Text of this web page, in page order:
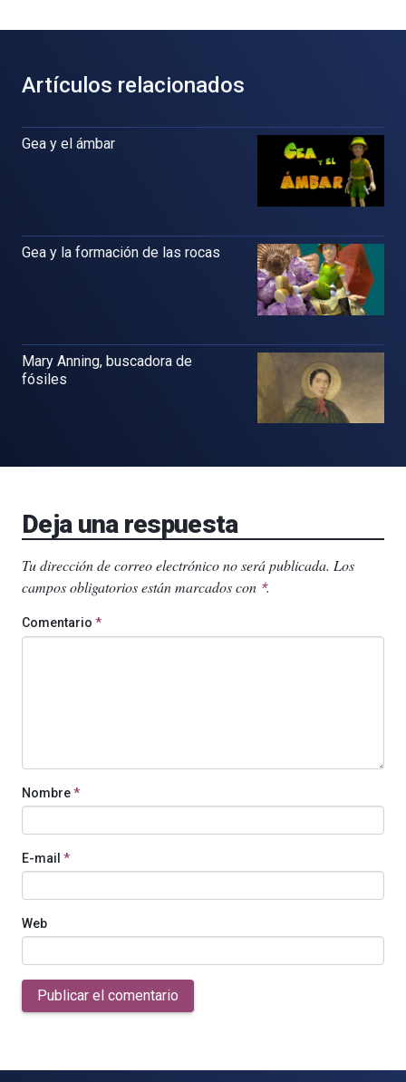
Artículos relacionados
Gea y el ámbar
Gea y la formación de las rocas
Mary Anning, buscadora de
fósiles
Deja una respuesta
Tu dirección de correo electrónico no será publicada. Los
campos obligatorios están marcados con *.
Comentario *
Nombre*
E-mail *
Web
Publicar el comentario